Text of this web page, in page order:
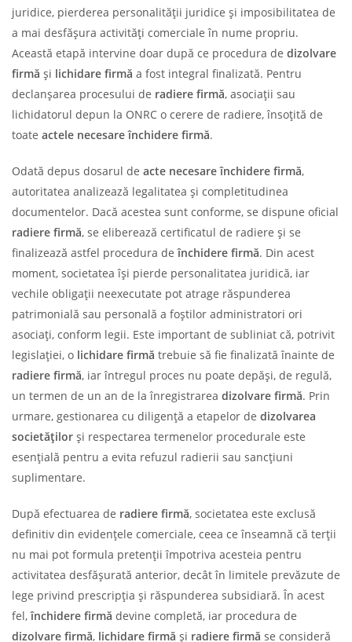
juridice, pierderea personalității juridice și imposibilitatea de
a mai desfășura activități comerciale în nume propriu.
Această etapă intervine doar după ce procedura de dizolvare
firmă și lichidare firmă a fost integral finalizată. Pentru
declanșarea procesului de radiere firmă, asociații sau
lichidatorul depun la ONRC o cerere de radiere, însoțită de
toate actele necesare închidere firmă.
Odată depus dosarul de acte necesare închidere firmă,
autoritatea analizează legalitatea și completitudinea
documentelor. Dacă acestea sunt conforme, se dispune oficial
radiere firmă, se eliberează certificatul de radiere și se
finalizează astfel procedura deînchidere firmă. Din acest
moment, societatea își pierde personalitatea juridică, iar
vechile obligații neexecutate pot atrage răspunderea
patrimonială sau personală a foștilor administratori ori
asociați, conform legii. Este important de subliniat că, potrivit
legislației, o lichidare firmă trebuie să fie finalizată înainte de
radiere firmă, iar întregul proces nu poate depăși, de regulă,
un termen de un an de la înregistrarea dizolvare firmă. Prin
urmare, gestionarea cu diligență a etapelor de dizolvarea
societăților și respectarea termenelor procedurale este
esențială pentru a evita refuzul radierii sau sancțiuni
suplimentare.
După efectuarea de radiere firmă, societatea este exclusă
definitiv din evidențele comerciale, ceea ce înseamnă că terții
nu mai pot formula pretenții împotriva acesteia pentru
activitatea desfășurată anterior, decât în limitele prevăzute de
lege privind prescripția și răspunderea subsidiară. În acest
fel,închidere firmă devine completă, iar procedura de
dizolvare firmă, lichidare firmă și radiere firmă se consideră